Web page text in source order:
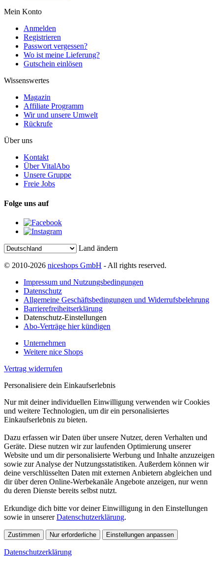
Mein Konto
Anmelden
Registrieren
Passwort vergessen?
Wo ist meine Lieferung?
Gutschein einlösen
Wissenswertes
Magazin
Affiliate Programm
Wir und unsere Umwelt
Rückrufe
Über uns
Kontakt
Über VitalAbo
Unsere Gruppe
Freie Jobs
Folge uns auf
Land ändern
© 2010-2026 niceshops GmbH - All rights reserved.
Impressum und Nutzungsbedingungen
Datenschutz
Allgemeine Geschäftsbedingungen und Widerrufsbelehrung
Barrierefreiheitserklärung
Datenschutz-Einstellungen
Abo-Verträge hier kündigen
Unternehmen
Weitere nice Shops
Vertrag widerrufen
Personalisiere dein Einkaufserlebnis
Nur mit deiner individuellen Einwilligung verwenden wir Cookies
und weitere Technologien, um dir ein personalisiertes
Einkaufserlebnis zu bieten.
Dazu erfassen wir Daten über unsere Nutzer, deren Verhalten und
Geräte. Diese nutzen wir zur laufenden Optimierung unserer
Website und um dir personalisierte Werbung und Inhalte anzuzeigen
sowie zur Analyse der Nutzungsstatistiken. Außerdem können wir
deine verschlüsselten Daten mit externen Anbietern abgleichen und
dir über deren Online-Werbekanäle Angebote anzeigen, nur wenn
du deren Dienste bereits selbst nutzt.
Erkundige dich bitte vor deiner Einwilligung in den Einstellungen
sowie in unsererDatenschutzerklärung.
Zustimmen Nur erforderliche Einstellungen anpassen
Datenschutzerklärung